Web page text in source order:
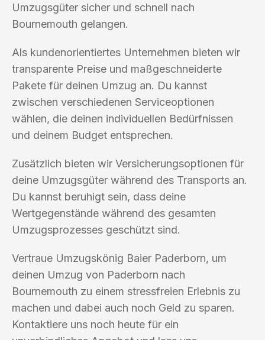
Umzugsgüter sicher und schnell nach
Bournemouth gelangen.
Als kundenorientiertes Unternehmen bieten wir
transparente Preise und maßgeschneiderte
Pakete für deinen Umzug an. Du kannst
zwischen verschiedenen Serviceoptionen
wählen, die deinen individuellen Bedürfnissen
und deinem Budget entsprechen.
Zusätzlich bieten wir Versicherungsoptionen für
deine Umzugsgüter während des Transports an.
Du kannst beruhigt sein, dass deine
Wertgegenstände während des gesamten
Umzugsprozesses geschützt sind.
Vertraue Umzugskönig Baier Paderborn, um
deinen Umzug von Paderborn nach
Bournemouth zu einem stressfreien Erlebnis zu
machen und dabei auch noch Geld zu sparen.
Kontaktiere uns noch heute für ein